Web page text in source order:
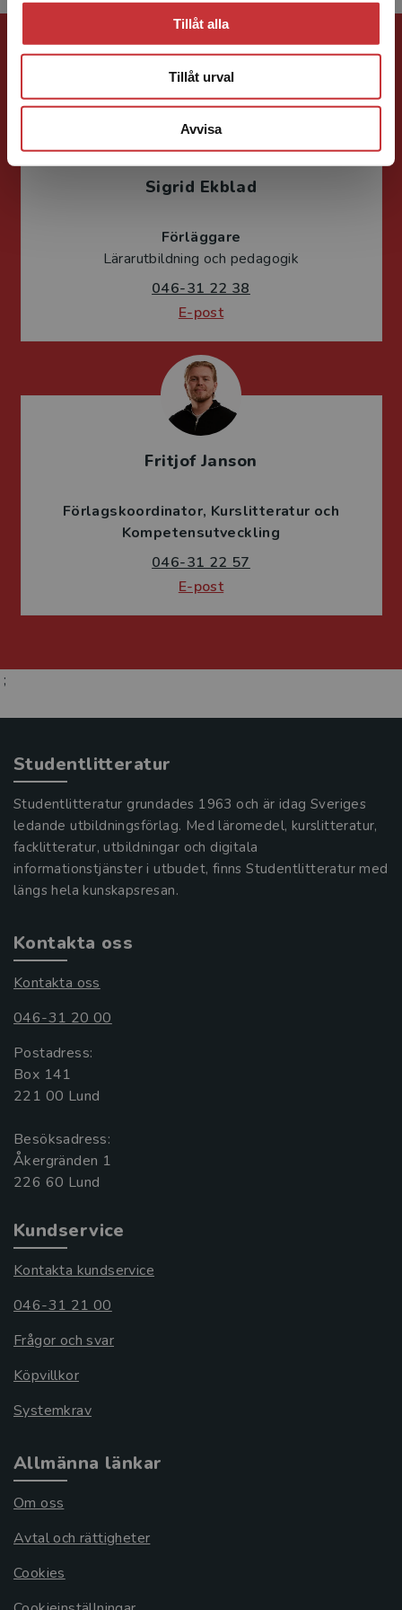
Tillåt alla
Tillåt urval
Avvisa
Förlagskontakt
Sigrid Ekblad
Förläggare
Lärarutbildning och pedagogik
046-31 22 38
E-post
Fritjof Janson
Förlagskoordinator Kurslitteratur och
Kompetensutveckling
046-31 22 57
E-post
;
Studentlitteratur
Studentlitteratur grundades 1963 och är idag Sveriges
ledande utbildningsförlag. Med läromedel, kurslitteratur,
facklitteratur, utbildningar och digitala
informationstjänster i utbudet, finns Studentlitteratur med
längs hela kunskapsresan.
Kontakta oss
Kontakta oss
046-31 20 00
Postadress:
Box 141
221 00 Lund
Besöksadress:
Åkergränden 1
Kundservice
Kontakta kundservice
046-31 21 00
Frågor och svar
Köpvillkor
Systemkrav
Allmänna länkar
Om oss
Avtal och rättigheter
Cookies